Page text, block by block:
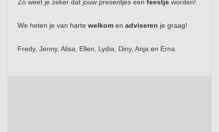
Zo weet je zeker dat jouw presentjes een feestje worden!
We heten je van harte welkom en adviseren je graag!
Fredy, Jenny, Alisa, Ellen, Lydia, Diny, Anja en Erna